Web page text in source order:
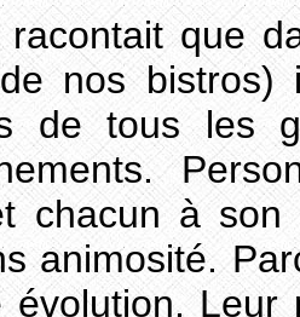
racontait que
nos
de tous les
chacun à
animosité.
évolution.